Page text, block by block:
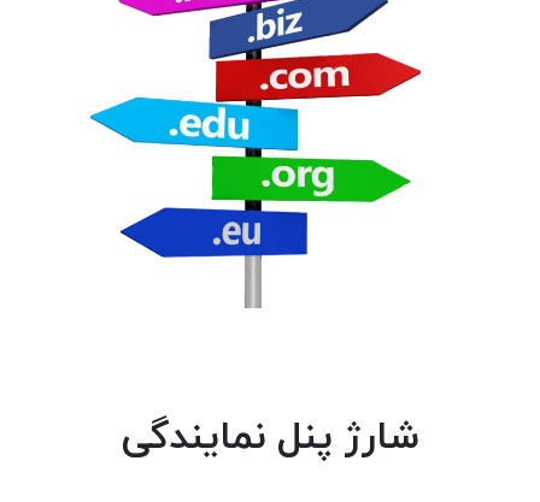
شارژ پنل نمایندگی